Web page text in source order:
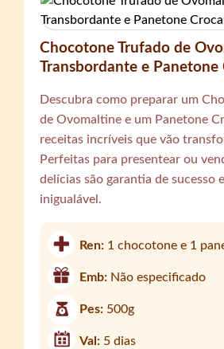
Chocotone Trufado de
Transbordante e Panetone
Descubra como preparar um
de Ovomaltine e um Panetone
receitas incríveis que vão
Perfeitas para presentear ou
delícias são garantia de sucesso
inigualável.
Ren: 1 chocotone e 1
Emb: Não especificado
Pes: 500g
Val: 5 dias